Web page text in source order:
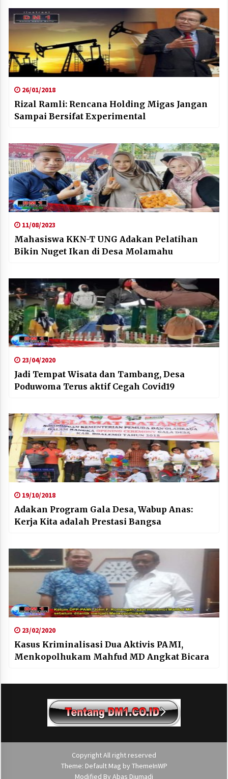
26/01/2018
Rizal Ramli: Rencana Holding Migas Jangan
Sampai Bersifat Experimental
11/08/2023
Mahasiswa KKN-T UNG Adakan Pelatihan
Bikin Nuget Ikan di Desa Molamahu
23/04/2020
Jadi Tempat Wisata dan Tambang, Desa
Poduwoma Terus aktif Cegah Covid19
19/10/2018
Adakan Program Gala Desa, Wabup Anas:
Kerja Kita adalah Prestasi Bangsa
23/02/2020
Kasus Kriminalisasi Dua Aktivis PAMI,
Menkopolhukam Mahfud MD Angkat Bicara
Copyright All right reserved
Theme: Default Mag by ThemeInWP
Modified By Abas Djumadi